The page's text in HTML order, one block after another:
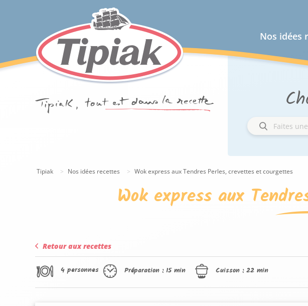
Nos idées
Tipiak Nos idées recettes Wok express aux Tendres Perles, crevettes et courgettes
Wok express aux
Retour aux recettes
4 personnes Préparation : 15 min Cuisson : 22 min